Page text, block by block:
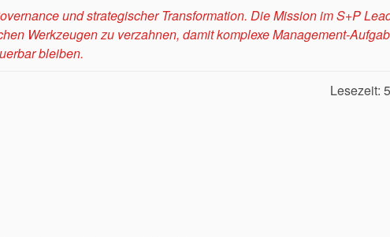
und strategischer Transformation. Die Mission im S+P
Werkzeugen zu verzahnen, damit komplexe Management-
bleiben.
Lesezeit: